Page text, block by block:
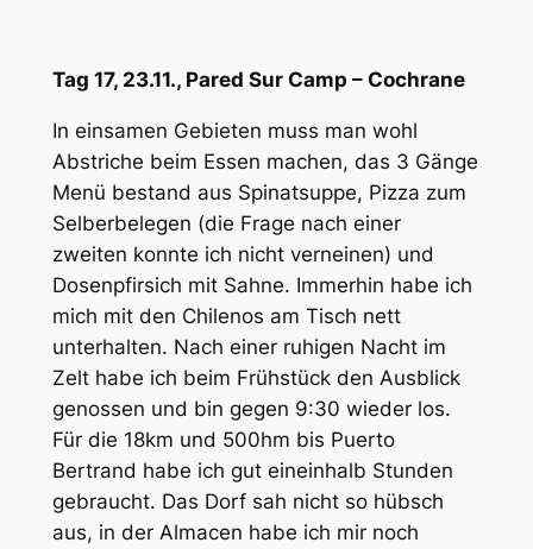
Tag 17, 23.11., Pared Sur Camp – Cochrane
In einsamen Gebieten muss man wohl
Abstriche beim Essen machen, das 3 Gänge
Menü bestand aus Spinatsuppe, Pizza zum
Selberbelegen (die Frage nach einer
zweiten konnte ich nicht verneinen) und
Dosenpfirsich mit Sahne. Immerhin habe ich
mich mit den Chilenos am Tisch nett
unterhalten. Nach einer ruhigen Nacht im
Zelt habe ich beim Frühstück den Ausblick
genossen und bin gegen 9:30 wieder los.
Für die 18km und 500hm bis Puerto
Bertrand habe ich gut eineinhalb Stunden
gebraucht. Das Dorf sah nicht so hübsch
aus, in der Almacen habe ich mir noch